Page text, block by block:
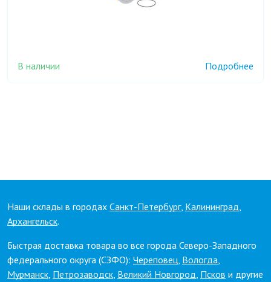
В наличии Подробнее
Наши склады в городах Санкт-Петербург, Калининград,
Архангельск.
Быстрая доставка товара во все города Северо-Западного
федерального округа (СЗФО): Череповец, Вологда,
Мурманск, Петрозаводск, Великий Новгород, Псков и другие